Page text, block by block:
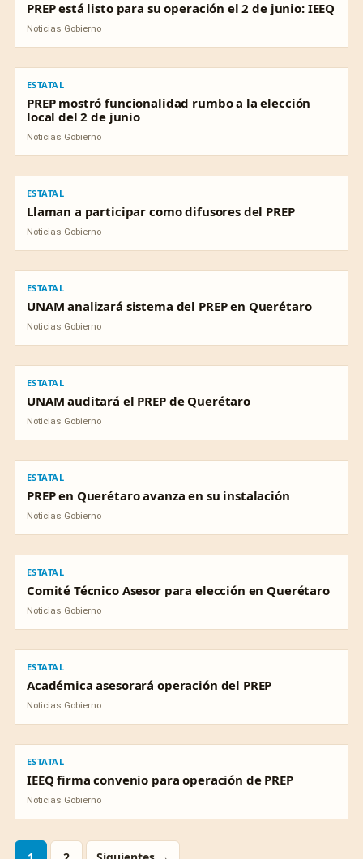
PREP está listo para su operación el 2 de junio: IEEQ
Noticias Gobierno
ESTATAL
PREP mostró funcionalidad rumbo a la elección
local del 2 de junio
Noticias Gobierno
ESTATAL
Llaman a participar como difusores del PREP
Noticias Gobierno
ESTATAL
UNAM analizará sistema del PREP en Querétaro
Noticias Gobierno
ESTATAL
UNAM auditará el PREP de Querétaro
Noticias Gobierno
ESTATAL
PREP en Querétaro avanza en su instalación
Noticias Gobierno
ESTATAL
Comité Técnico Asesor para elección en Querétaro
Noticias Gobierno
ESTATAL
Académica asesorará operación del PREP
Noticias Gobierno
ESTATAL
IEEQ firma convenio para operación de PREP
Noticias Gobierno